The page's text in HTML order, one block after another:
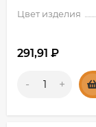
Цвет изделия
291,91 ₽
- +